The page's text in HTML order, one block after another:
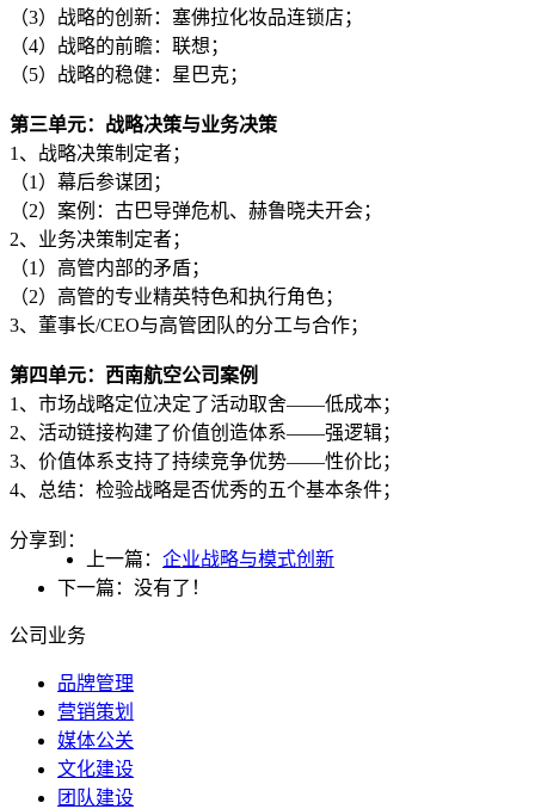
（3）战略的创新：塞佛拉化妆品连锁店；
（4）战略的前瞻：联想；
（5）战略的稳健：星巴克；
第三单元：战略决策与业务决策
1、战略决策制定者；
（1）幕后参谋团；
（2）案例：古巴导弹危机、赫鲁晓夫开会；
2、业务决策制定者；
（1）高管内部的矛盾；
（2）高管的专业精英特色和执行角色；
3、董事长/CEO与高管团队的分工与合作；
第四单元：西南航空公司案例
1、市场战略定位决定了活动取舍——低成本；
2、活动链接构建了价值创造体系——强逻辑；
3、价值体系支持了持续竞争优势——性价比；
4、总结：检验战略是否优秀的五个基本条件；
分享到：
上一篇： 企业战略与模式创新
下一篇：没有了！
公司业务
品牌管理
营销策划
媒体公关
文化建设
团队建设